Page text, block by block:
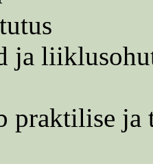
ja
praktilise ja